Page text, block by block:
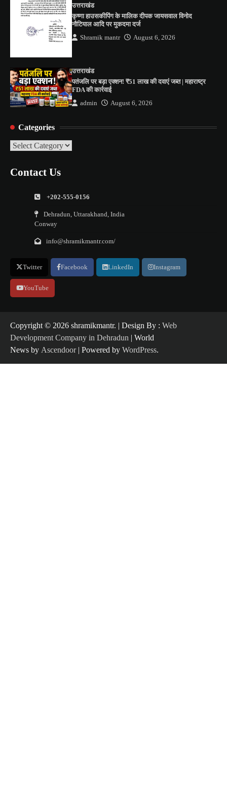
उत्तराखंड
कृष्णा हाउसकीपिंग के मालिक दीपक जायसवाल विनोद
नौटियाल आदि पर मुकदमा दर्ज
Shramik mantr August 6, 2026
उत्तराखंड
पतंजलि पर बड़ा एक्शन! ₹51 लाख की दवाएं जब्त | महाराष्ट्र
FDA की कार्रवाई
admin August 6, 2026
Categories
Categories
Contact Us
+202-555-0156
Dehradun, Uttarakhand, India
Conway
info@shramikmantr.com/
Twitter Facebook LinkedIn Instagram
YouTube
Copyright ©️ 2026 shramikmantr. | Design By : Web
Development Company in Dehradun | World
News by Ascendoor| Powered by WordPress.